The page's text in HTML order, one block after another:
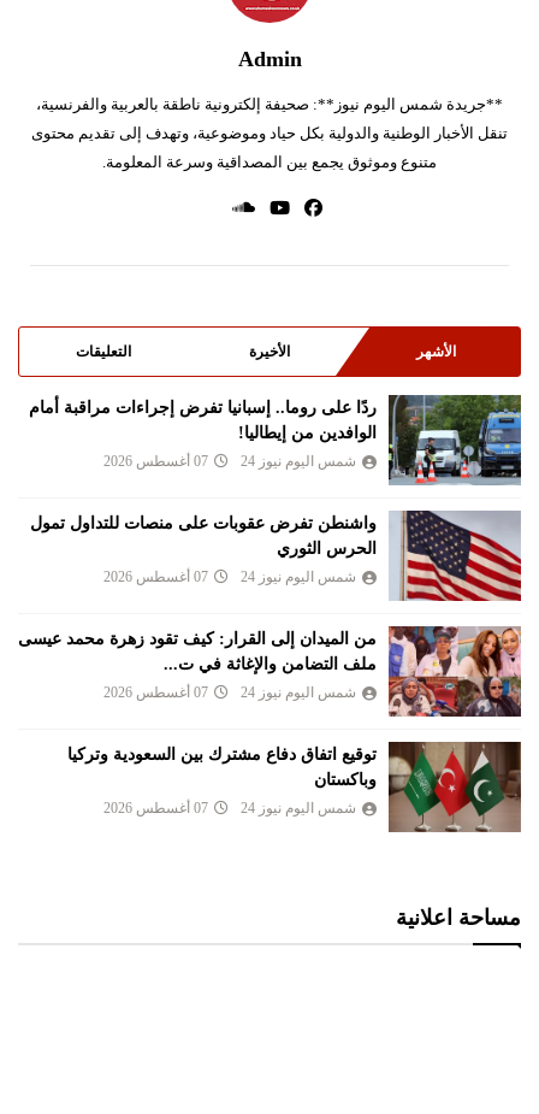
Admin
**جريدة شمس اليوم نيوز**: صحيفة إلكترونية ناطقة بالعربية والفرنسية،
تنقل الأخبار الوطنية والدولية بكل حياد وموضوعية، وتهدف إلى تقديم محتوى
متنوع وموثوق يجمع بين المصداقية وسرعة المعلومة.
الأشهر الأخيرة التعليقات
ردًا على روما.. إسبانيا تفرض إجراءات مراقبة أمام
الوافدين من إيطاليا!
شمس اليوم نيوز 24 07 أغسطس 2026
واشنطن تفرض عقوبات على منصات للتداول تمول
الحرس الثوري
شمس اليوم نيوز 24 07 أغسطس 2026
من الميدان إلى القرار: كيف تقود زهرة محمد عيسى
ملف التضامن والإغاثة في ت...
شمس اليوم نيوز 24 07 أغسطس 2026
توقيع اتفاق دفاع مشترك بين السعودية وتركيا
وباكستان
شمس اليوم نيوز 24 07 أغسطس 2026
مساحة اعلانية